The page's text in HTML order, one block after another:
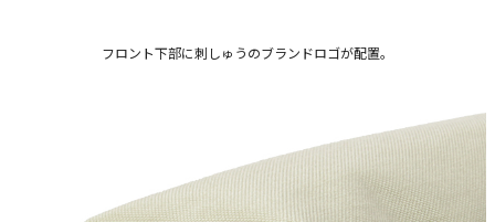
フロント下部に刺しゅうのブランドロゴが配置。